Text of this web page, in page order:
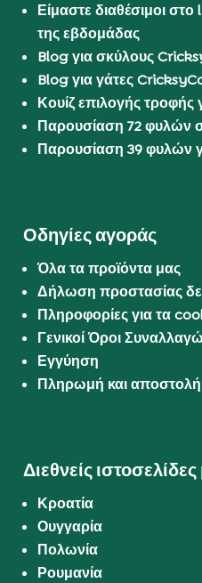
Είμαστε διαθέσιμοι
της εβδομάδας
Blog για σκύλους
Blog για γάτες
Κουίζ επιλογής τροφής
Παρουσίαση 72 φυλών
Παρουσίαση 39 φυλών
Οδηγίες αγοράς
Όλα τα προϊόντα μας
Δήλωση προστασίας
Πληροφορίες για τα
Γενικοί Όροι
Εγγύηση
Πληρωμή και αποστολή
Διεθνείς
Κροατία
Ουγγαρία
Πολωνία
Ρουμανία